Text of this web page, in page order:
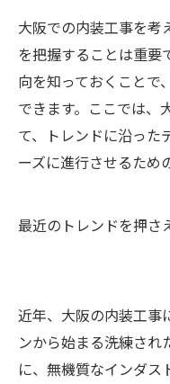
大阪での内装工事を考
を把握することは重要
向を知っておくことで
できます。ここでは、
て、トレンドに沿った
ーズに進行させるため
最近のトレンドを押さ
近年、大阪の内装工事
ンから始まる洗練され
に、無機質なインダス